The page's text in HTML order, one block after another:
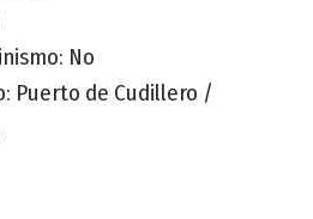
No
Puerto de Cudillero /